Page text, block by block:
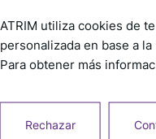
ATRIM utiliza cookies de
personalizada en base a
Para obtener más
Rechazar